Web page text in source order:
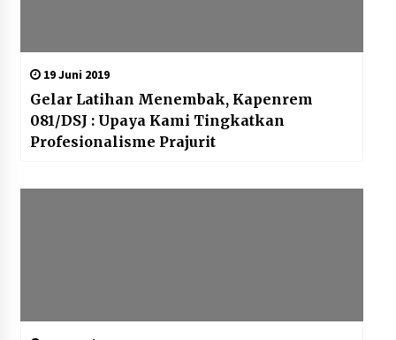
19 Juni 2019
Gelar Latihan Menembak, Kapenrem
081/DSJ : Upaya Kami Tingkatkan
Profesionalisme Prajurit